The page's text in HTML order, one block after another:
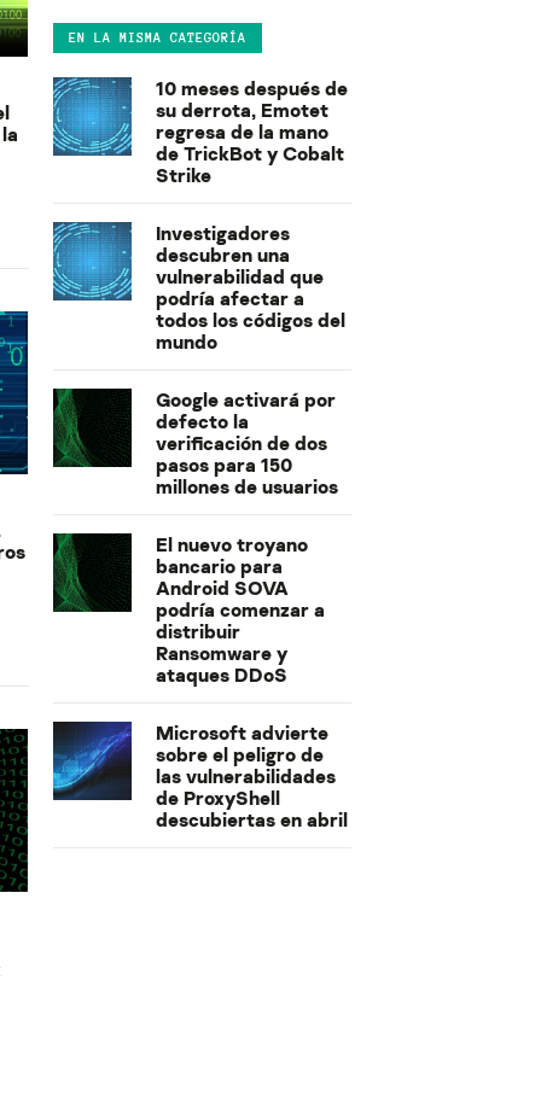
EN LA MISMA CATEGORÍA
10 meses después de
su derrota, Emotet
regresa de la mano
de TrickBot y Cobalt
Strike
Investigadores
descubren una
vulnerabilidad que
podría afectar a
todos los códigos del
mundo
Google activará por
defecto la
verificación de dos
pasos para 150
millones de usuarios
El nuevo troyano
bancario para
Android SOVA
podría comenzar a
distribuir
Ransomware y
ataques DDoS
Microsoft advierte
sobre el peligro de
las vulnerabilidades
de ProxyShell
descubiertas en abril